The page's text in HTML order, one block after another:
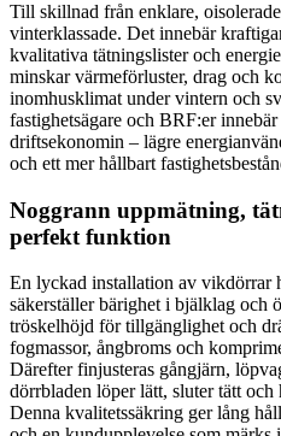
Till skillnad från enklare,
vinterklassade. Det innebär
kvalitativa tätningslister och
minskar värmeförluster, drag och
inomhusklimat under vintern och
fastighetsägare och BRF:er
driftsekonomin – lägre
och ett mer hållbart
Noggrann uppmätning,
perfekt funktion
En lyckad installation av vikdörrar
säkerställer bärighet i bjälklag och
tröskelhöjd för tillgänglighet och
fogmassor, ångbroms och
Därefter finjusteras gångjärn,
dörrbladen löper lätt, sluter tätt
Denna kvalitetssäkring ger lång